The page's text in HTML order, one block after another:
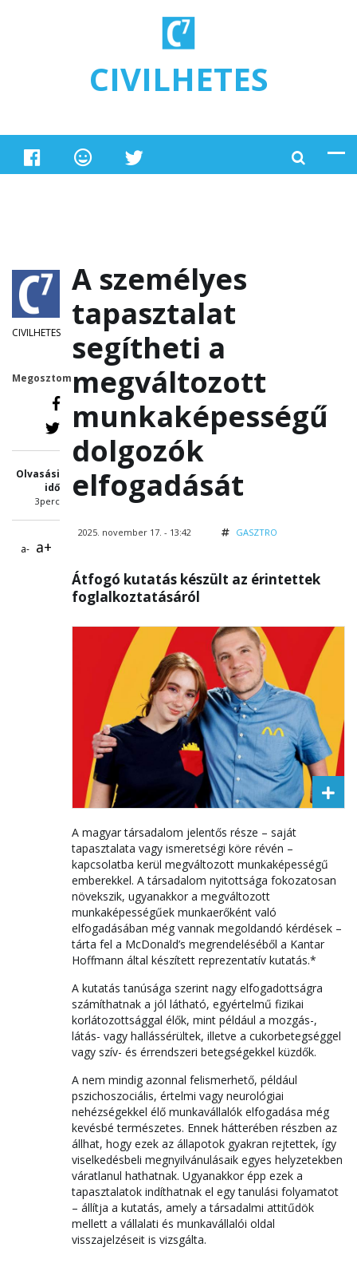
CIVILHETES
CIVILHETES
Megosztom
Olvasási
idő
3perc
a- a+
A személyes
tapasztalat
segítheti a
megváltozott
munkaképességű
dolgozók
elfogadását
2025. november 17. - 13:42 GASZTRO
Átfogó kutatás készült az érintettek
foglalkoztatásáról
A magyar társadalom jelentős része – saját
tapasztalata vagy ismeretségi köre révén –
kapcsolatba kerül megváltozott munkaképességű
emberekkel. A társadalom nyitottsága fokozatosan
növekszik, ugyanakkor a megváltozott
munkaképességűek munkaerőként való
elfogadásában még vannak megoldandó kérdések –
tárta fel a McDonald’s megrendeléséből a Kantar
Hoffmann által készített reprezentatív kutatás.*
A kutatás tanúsága szerint nagy elfogadottságra
számíthatnak a jól látható, egyértelmű fizikai
korlátozottsággal élők, mint például a mozgás-,
látás- vagy hallássérültek, illetve a cukorbetegséggel
vagy szív- és érrendszeri betegségekkel küzdők.
A nem mindig azonnal felismerhető, például
pszichoszociális, értelmi vagy neurológiai
nehézségekkel élő munkavállalók elfogadása még
kevésbé természetes. Ennek hátterében részben az
állhat, hogy ezek az állapotok gyakran rejtettek, így
viselkedésbeli megnyilvánulásaik egyes helyzetekben
váratlanul hathatnak. Ugyanakkor épp ezek a
tapasztalatok indíthatnak el egy tanulási folyamatot
– állítja a kutatás, amely a társadalmi attitűdök
mellett a vállalati és munkavállalói oldal
visszajelzéseit is vizsgálta.